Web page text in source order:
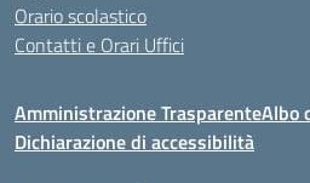
Orario scolastico
Contatti e Orari Uffici
Amministrazione TrasparenteAlbo
Dichiarazione di accessibilità